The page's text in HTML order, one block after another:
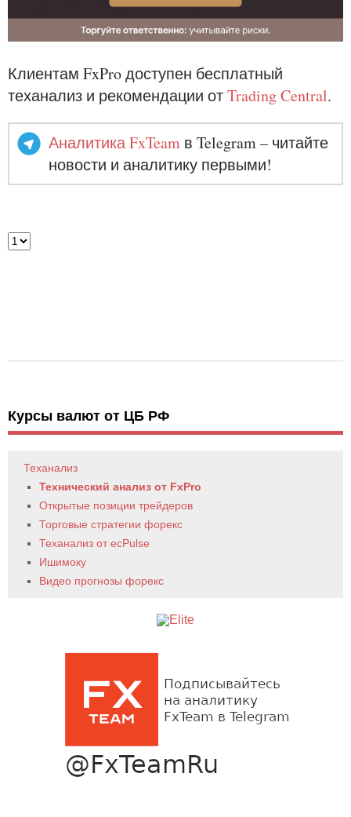
Клиентам FxPro доступен бесплатный
теханализ и рекомендации отTrading Central.
Аналитика FxTeam в Telegram – читайте
новости и аналитику первыми!
Курсы валют от ЦБ РФ
Теханализ
Технический анализ от FxPro
Открытые позиции трейдеров
Торговые стратегии форекс
Теханализ от ecPulse
Ишимоку
Видео прогнозы форекс